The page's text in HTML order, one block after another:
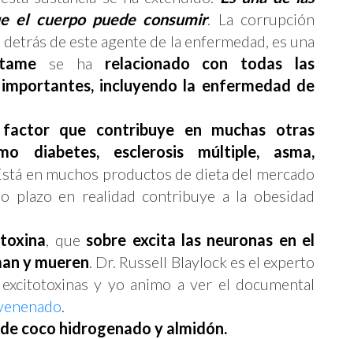
el cuerpo puede consumir. La corrupción
de este agente de la enfermedad, es una
se ha relacionado con todas las
incluyendo la enfermedad de
factor que contribuye en muchas otras
diabetes, esclerosis múltiple, asma,
en muchos productos de dieta del mercado
plazo en realidad contribuye a la obesidad
, quesobre excita las neuronas en el
y mueren. Dr. Russell Blaylock es el experto
y yo animo a ver el documental
.
coco hidrogenado y almidón.